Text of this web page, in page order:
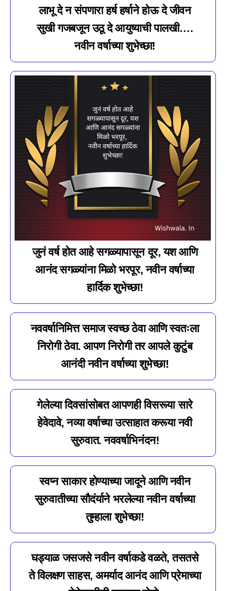
लाभू दे न संपणारा हर्ष हर्षाने होऊ दे जीवन
सुखी गजबजून उठू दे आयुष्याची पालखी….
नवीन वर्षाच्या शुभेच्छा!
जुनं वर्ष होत आहे सगळ्यापासून दूर, यश आणि
आनंद सगळ्यांना मिळो भरपूर, नवीन वर्षाच्या
हार्दिक शुभेच्छा!
नववर्षानिमित्त समाज स्वच्छ ठेवा आणि स्वतःला
निरोगी ठेवा. आपण निरोगी तर आपले कुटुंब
आनंदी नवीन वर्षाच्या शुभेच्छा!
गेलेल्या दिवसांसोबत आपणही विसरूया सारे
हेवेदावे, नव्या वर्षाच्या उत्साहात करूया नवी
सुरुवात. नववर्षाभिनंदन!
स्वप्न साकार होण्याच्या जादूने आणि नवीन
सुरुवातीच्या सौदंर्याने भरलेल्या नवीन वर्षाच्या
तुम्हाला शुभेच्छा!
घड्याळ जसजसे नवीन वर्षाकडे वळते, तसतसे
ते विलक्षण साहस, अमर्याद आनंद आणि प्रेमाच्या